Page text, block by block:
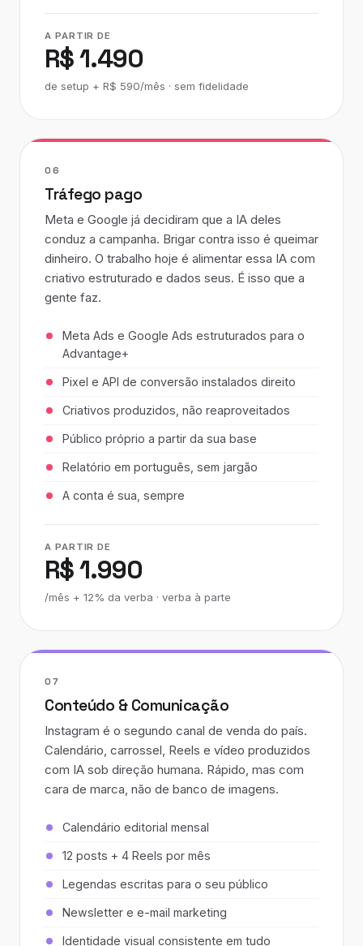
A PARTIR DE
R$ 1.490
de setup + R$ 590/mês · sem fidelidade
06
Tráfego pago
Meta e Google já decidiram que a IA deles
conduz a campanha. Brigar contra isso é queimar
dinheiro. O trabalho hoje é alimentar essa IA com
criativo estruturado e dados seus. É isso que a
gente faz.
Meta Ads e Google Ads estruturados para o
Advantage+
Pixel e API de conversão instalados direito
Criativos produzidos, não reaproveitados
Público próprio a partir da sua base
Relatório em português, sem jargão
A conta é sua, sempre
A PARTIR DE
R$ 1.990
/mês + 12% da verba · verba à parte
07
Conteúdo & Comunicação
Instagram é o segundo canal de venda do país.
Calendário, carrossel, Reels e vídeo produzidos
com IA sob direção humana. Rápido, mas com
cara de marca, não de banco de imagens.
Calendário editorial mensal
12 posts + 4 Reels por mês
Legendas escritas para o seu público
Newsletter e e-mail marketing
Identidade visual consistente em tudo